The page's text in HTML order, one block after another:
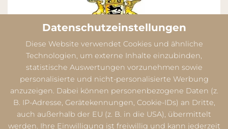
Datenschutzeinstellungen
Diese Website verwendet Cookies und ähnliche
Technologien, um externe Inhalte einzubinden,
statistische Auswertungen vorzunehmen sowie
personalisierte und nicht-personalisierte Werbung
anzuzeigen. Dabei können personenbezogene Daten (z.
B. IP-Adresse, Gerätekennungen, Cookie-IDs) an Dritte,
auch außerhalb der EU (z. B. in die USA), übermittelt
werden. Ihre Einwilligung ist freiwillig und kann jederzeit